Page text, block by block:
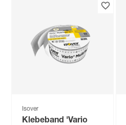
Isover
Klebeband 'Vario